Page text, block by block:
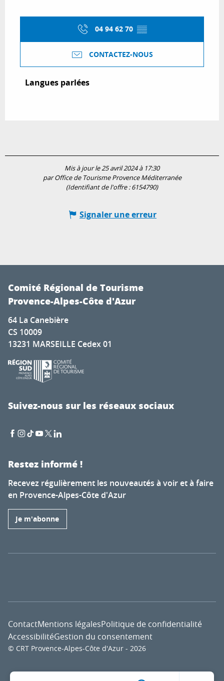
04 94 62 70 ▒▒
CONTACTEZ-NOUS
Langues parlées
Langues parlées
Mis à jour le 25 avril 2024 à 17:30
par Office de Tourisme Provence Méditerranée
(Identifiant de l'offre :6154790)
Signaler une erreur
Comité Régional de Tourisme
Provence-Alpes-Côte d'Azur
64 La Canebière
CS 10009
13231 MARSEILLE Cedex 01
Suivez-nous sur les réseaux sociaux
Restez informé !
Recevez régulièrement les nouveautés à voir et à faire
en Provence-Alpes-Côte d'Azur
Je m'abonne
© CRT Provence-Alpes-Côte d'Azur - 2026
ContactMentions légalesPolitique de confidentialité
AccessibilitéGestion du consentement